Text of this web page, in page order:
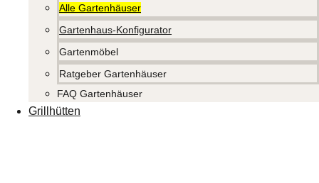
Alle Gartenhäuser
Gartenhaus-Konfigurator
Gartenmöbel
Ratgeber Gartenhäuser
FAQ Gartenhäuser
Grillhütten